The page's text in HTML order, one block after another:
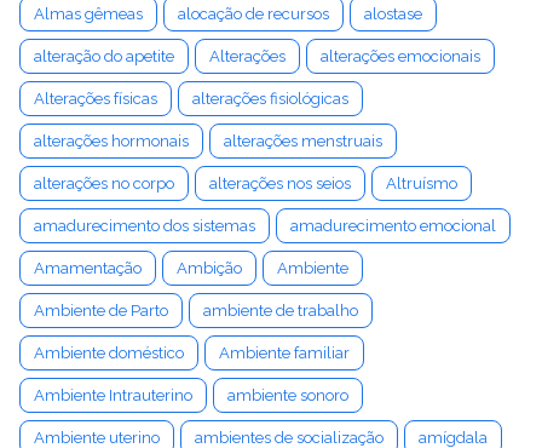
Almas gêmeas alocação de recursos alostase
alteração do apetite Alterações alterações emocionais
Alterações físicas alterações fisiológicas
alterações hormonais alterações menstruais
alterações no corpo alterações nos seios Altruísmo
amadurecimento dos sistemas amadurecimento emocional
Amamentação Ambição Ambiente
Ambiente de Parto ambiente de trabalho
Ambiente doméstico Ambiente familiar
Ambiente Intrauterino ambiente sonoro
Ambiente uterino ambientes de socialização amígdala